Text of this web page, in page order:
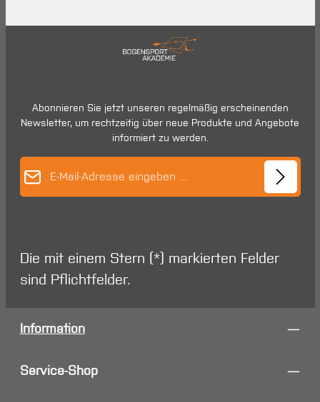
Abonnieren Sie jetzt unseren regelmäßig erscheinenden
Newsletter, um rechtzeitig über neue Produkte und Angebote
informiert zu werden.
Die mit einem Stern (*) markierten Felder
sind Pflichtfelder.
Information
Service-Shop